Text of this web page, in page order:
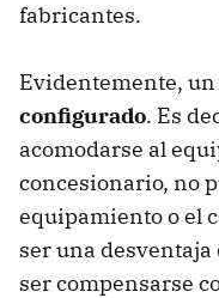
fabricantes.
Evidentemente,
configurado. Es
acomodarse al
concesionario, no
equipamiento o el
ser una desventaja
ser compensarse